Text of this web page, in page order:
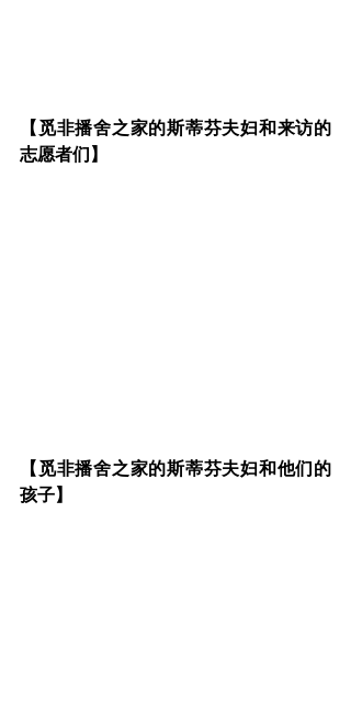
【觅非播舍之家的斯蒂芬夫妇和来访的
志愿者们】
【觅非播舍之家的斯蒂芬夫妇和他们的
孩子】